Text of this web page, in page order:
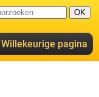
Willekeurige pagina